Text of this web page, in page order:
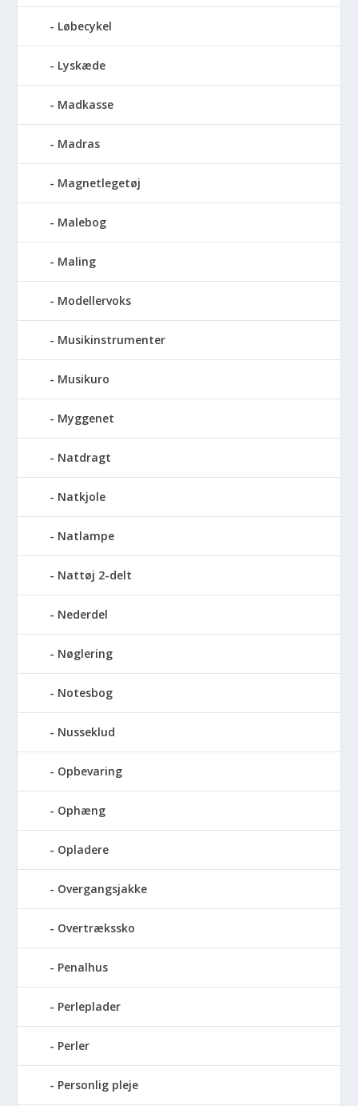
Løbecykel
Lyskæde
Madkasse
Madras
Magnetlegetøj
Malebog
Maling
Modellervoks
Musikinstrumenter
Musikuro
Myggenet
Natdragt
Natkjole
Natlampe
Nattøj 2-delt
Nederdel
Nøglering
Notesbog
Nusseklud
Opbevaring
Ophæng
Opladere
Overgangsjakke
Overtrækssko
Penalhus
Perleplader
Perler
Personlig pleje